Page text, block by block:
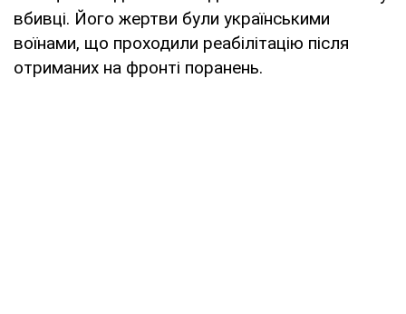
вбивці. Його жертви були українськими
воїнами, що проходили реабілітацію після
отриманих на фронті поранень.